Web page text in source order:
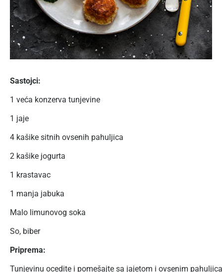
Sastojci:
1 veća konzerva tunjevine
1 jaje
4 kašike sitnih ovsenih pahuljica
2 kašike jogurta
1 krastavac
1 manja jabuka
Malo limunovog soka
So, biber
Priprema:
Tunjevinu ocedite i pomešajte sa jajetom i ovsenim